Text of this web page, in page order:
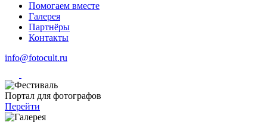
Помогаем вместе
Галерея
Партнёры
Контакты
info@fotocult.ru
Портал для фотографов
Перейти